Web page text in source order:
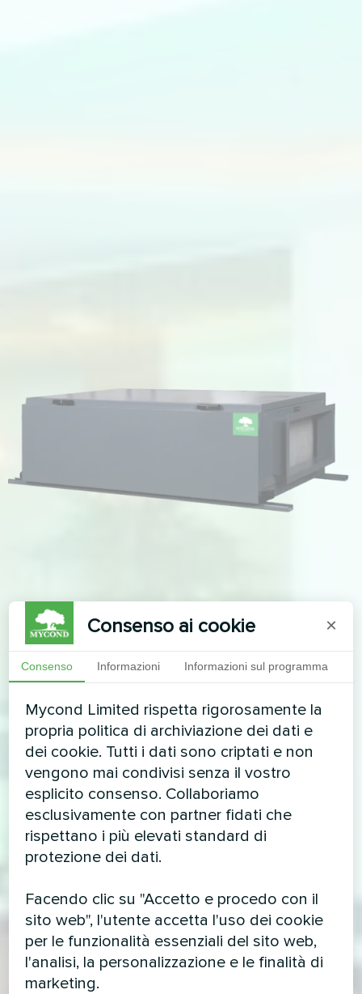
Consenso ai cookie ×
Consenso Informazioni Informazioni sul programma
Mycond Limited rispetta rigorosamente la
propria politica di archiviazione dei dati e
dei cookie. Tutti i dati sono criptati e non
vengono mai condivisi senza il vostro
esplicito consenso. Collaboriamo
esclusivamente con partner fidati che
rispettano i più elevati standard di
protezione dei dati.
Facendo clic su "Accetto e procedo con il
sito web", l'utente accetta l'uso dei cookie
per le funzionalità essenziali del sito web,
l'analisi, la personalizzazione e le finalità di
marketing.